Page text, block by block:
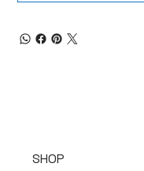
SHOP